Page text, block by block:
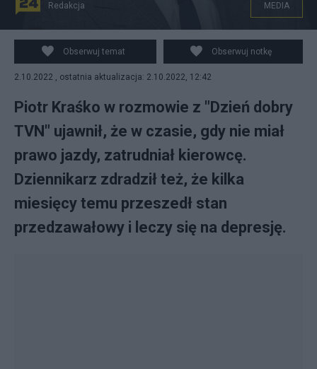
Piotr Kraśko podczas sobotniego wydania "Dzień dobry
TVN" przyznał się m. in. do swoich problemów z
depresją. Odniósł się też do jego problemów
podatkowych, o których głośno było w czerwcu
Redakcja MEDIA
Obserwuj temat Obserwuj notkę
2.10.2022 , ostatnia aktualizacja: 2.10.2022, 12:42
Piotr Kraśko w rozmowie z "Dzień dobry
TVN" ujawnił, że w czasie, gdy nie miał
prawo jazdy, zatrudniał kierowcę.
Dziennikarz zdradził też, że kilka
miesięcy temu przeszedł stan
przedzawałowy i leczy się na depresję.